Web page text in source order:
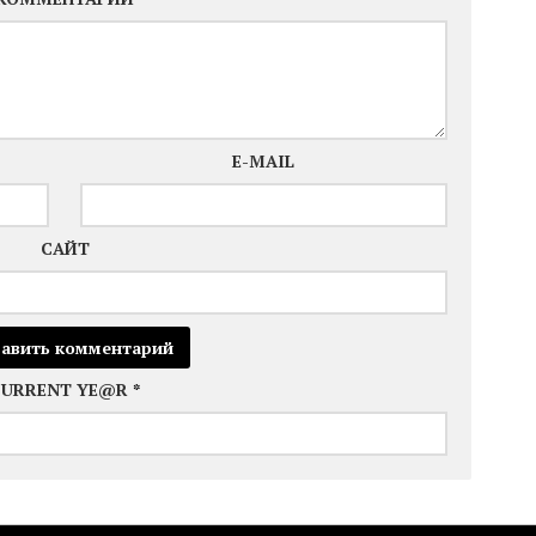
E-MAIL
САЙТ
YE@R *